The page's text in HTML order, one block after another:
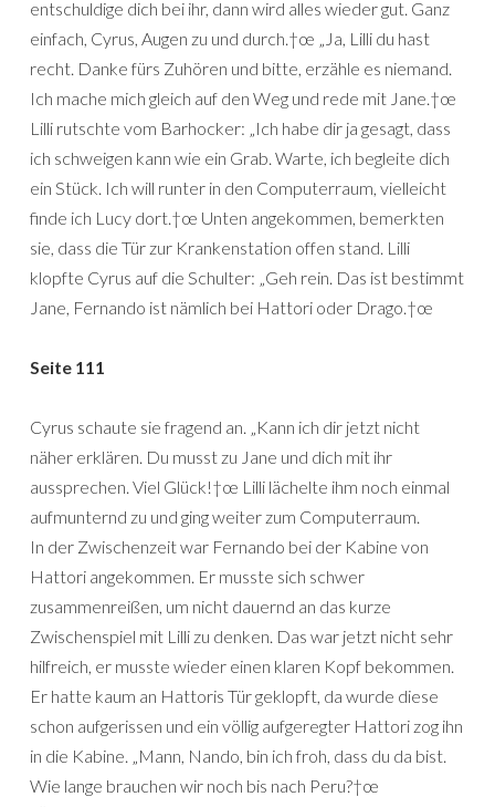
entschuldige dich bei ihr, dann wird alles wieder gut. Ganz
einfach, Cyrus, Augen zu und durch.†œ „Ja, Lilli du hast
recht. Danke fürs Zuhören und bitte, erzähle es niemand.
Ich mache mich gleich auf den Weg und rede mit Jane.†œ
Lilli rutschte vom Barhocker: „Ich habe dir ja gesagt, dass
ich schweigen kann wie ein Grab. Warte, ich begleite dich
ein Stück. Ich will runter in den Computerraum, vielleicht
finde ich Lucy dort.†œ Unten angekommen, bemerkten
sie, dass die Tür zur Krankenstation offen stand. Lilli
klopfte Cyrus auf die Schulter: „Geh rein. Das ist bestimmt
Jane, Fernando ist nämlich bei Hattori oder Drago.†œ
Seite 111
Cyrus schaute sie fragend an. „Kann ich dir jetzt nicht
näher erklären. Du musst zu Jane und dich mit ihr
aussprechen. Viel Glück!†œ Lilli lächelte ihm noch einmal
aufmunternd zu und ging weiter zum Computerraum.
In der Zwischenzeit war Fernando bei der Kabine von
Hattori angekommen. Er musste sich schwer
zusammenreißen, um nicht dauernd an das kurze
Zwischenspiel mit Lilli zu denken. Das war jetzt nicht sehr
hilfreich, er musste wieder einen klaren Kopf bekommen.
Er hatte kaum an Hattoris Tür geklopft, da wurde diese
schon aufgerissen und ein völlig aufgeregter Hattori zog ihn
in die Kabine. „Mann, Nando, bin ich froh, dass du da bist.
Wie lange brauchen wir noch bis nach Peru?†œ